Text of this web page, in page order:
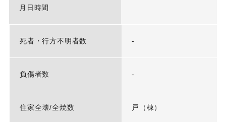
月日時間
死者・行方不明者数 -
負傷者数 -
住家全壊/全焼数 戸（棟）